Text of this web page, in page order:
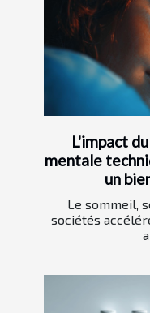
L'impact
mentale
un
Le sommeil,
sociétés